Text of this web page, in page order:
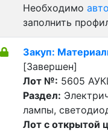
Необходимо
заполнить
Закуп:
[Завершен]
Лот №: 5605
Раздел:
лампы,
Лот с открытой